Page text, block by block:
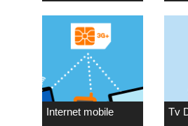
Internet mobile Tv